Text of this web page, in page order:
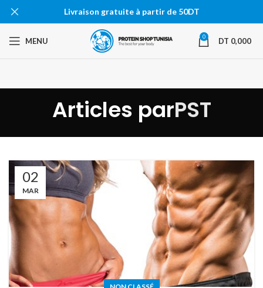
MENU 0 DT 0,000
Articles parPST
02
MAR
Livraison gratuite à partir de 50DT